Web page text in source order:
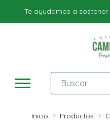
Te ayudamos a
Inicio Productos